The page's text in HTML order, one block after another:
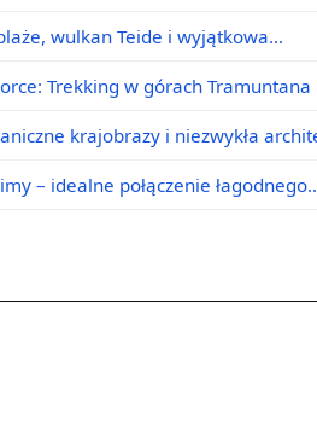
wulkan Teide i wyjątkowa…
Trekking w górach Tramuntana
krajobrazy i niezwykła
– idealne połączenie